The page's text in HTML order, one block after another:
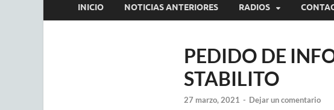
INICIO NOTICIAS ANTERIORES RADIOS
PEDIDO DE
STABILITO
27 marzo, 2021 - Dejar un comentario